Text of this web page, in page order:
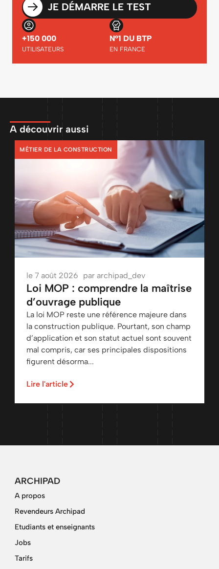
JE DÉMARRE LE TEST
+150 000
UTILISATEURS
N°1 DU BTP
EN FRANCE
A découvrir aussi
MÉTIER DE LA CONSTRUCTION
le 7 août 2026 par archipad_dev
Loi MOP : comprendre la maîtrise
d’ouvrage publique
La loi MOP reste une référence majeure dans
la construction publique. Pourtant, son champ
d’application et son statut actuel sont souvent
mal compris, car ses principales dispositions
figurent désorma...
Lire l'article
ARCHIPAD
A propos
Revendeurs Archipad
Etudiants et enseignants
Jobs
Tarifs